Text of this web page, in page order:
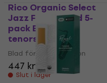
Rico Organic Select
Jazz Filed 3 Hard 5-
pack Blad för
tenorsaxofon
Blad för tenorsaxofon
447 kr
Slut i lager